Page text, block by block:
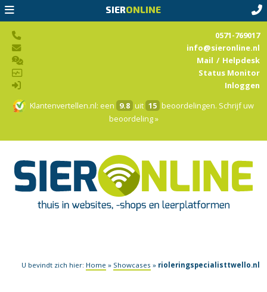
SIERONLINE
Klantenvertellen.nl: een 9.8 uit 15 beoordelingen. Schrijf uw
beoordeling »
0571-769017
info@sieronline.nl
Mail / Helpdesk
Status Monitor
Inloggen
U bevindt zich hier: Home » Showcases » rioleringspecialisttwello.nl